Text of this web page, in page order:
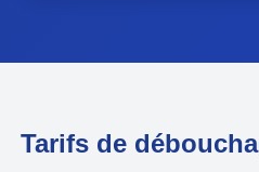
Tarifs de